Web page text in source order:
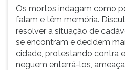
Os mortos indagam como
falam e têm memória.
resolver a situação de
se encontram e decidem
cidade, protestando contra
neguem enterrá-los,